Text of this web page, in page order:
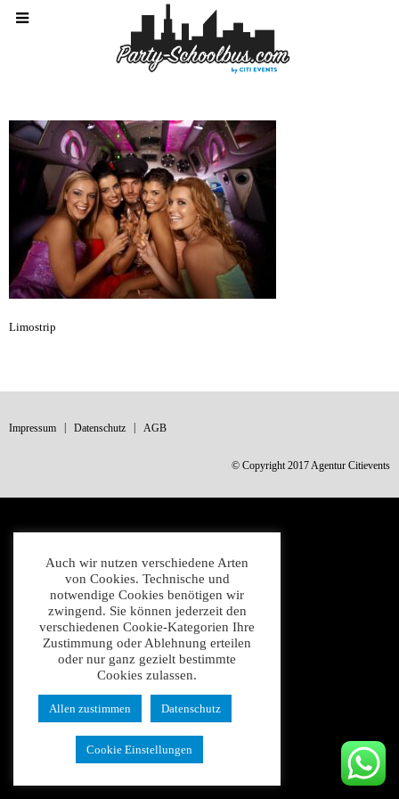
Limostrip
Impressum Datenschutz AGB
© Copyright 2017 Agentur Citievents
Auch wir nutzen verschiedene Arten
von Cookies. Technische und
notwendige Cookies benötigen wir
zwingend. Sie können jederzeit den
verschiedenen Cookie-Kategorien Ihre
Zustimmung oder Ablehnung erteilen
oder nur ganz gezielt bestimmte
Cookies zulassen.
Allen zustimmen Datenschutz
Cookie Einstellungen